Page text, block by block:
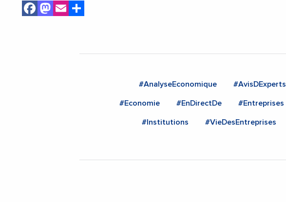
Facebook
Mastodon
Email
#AnalyseEconomique #AvisDExperts
#Economie #EnDirectDe #Entreprises
#Institutions #VieDesEntreprises